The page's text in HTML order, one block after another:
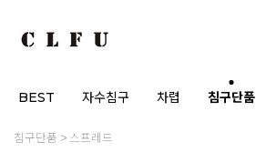
BEST 자수침구 차렵 침구단품
침구단품 스프레드